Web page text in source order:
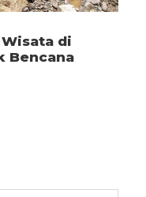
di
Bencana